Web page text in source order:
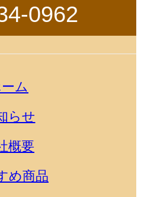
0962
ム
らせ
概要
め商品